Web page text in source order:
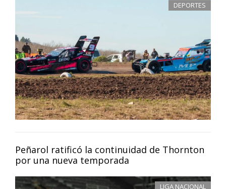
DEPORTES
Peñarol ratificó la continuidad de Thornton
por una nueva temporada
LIGA NACIONAL